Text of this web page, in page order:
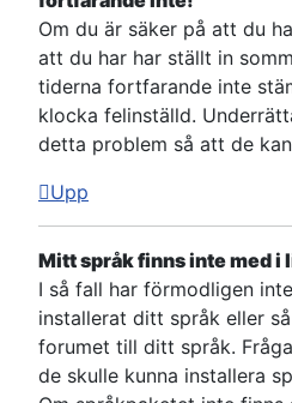
Om du är säker på att du
att du har har ställt in
tiderna fortfarande inte
klocka felinställd.
detta problem så att de
Upp
Mitt språk finns inte med i
I så fall har förmodligen
installerat ditt språk eller
forumet till ditt språk.
de skulle kunna installera